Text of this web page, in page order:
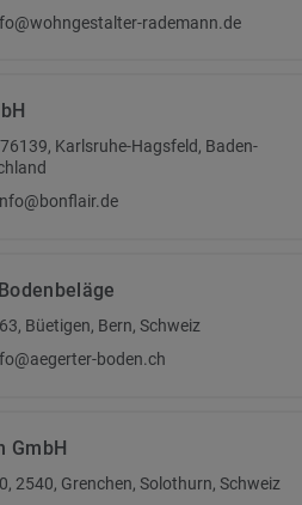
rademann.de
Karlsruhe-Hagsfeld, Baden-
Büetigen, Bern, Schweiz
boden.ch
GmbH
2540, Grenchen, Solothurn, Schweiz